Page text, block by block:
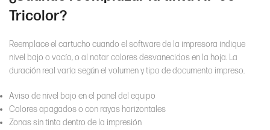
Tricolor?
Reemplace el cartucho cuando el software de la impresora indique
nivel bajo o vacío, o al notar colores desvanecidos en la hoja. La
duración real varía según el volumen y tipo de documento impreso.
Aviso de nivel bajo en el panel del equipo
Colores apagados o con rayas horizontales
Zonas sin tinta dentro de la impresión